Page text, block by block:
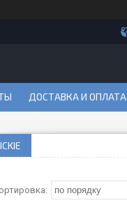
ДОСТАВКА И ОПЛАТА